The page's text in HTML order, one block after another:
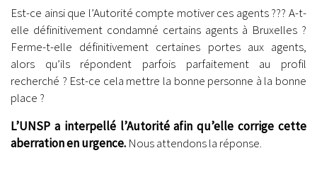
Est-ce ainsi que l’Autorité compte motiver ces agents ??? A-t-
elle définitivement condamné certains agents à Bruxelles ?
Ferme-t-elle définitivement certaines portes aux agents,
alors qu’ils répondent parfois parfaitement au profil
recherché ? Est-ce cela mettre la bonne personne à la bonne
place ?
L’UNSP a interpellé l’Autorité afin qu’elle corrige cette
aberration en urgence. Nous attendons la réponse.